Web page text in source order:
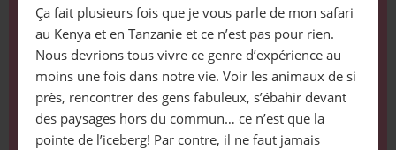
Ça fait plusieurs fois que je vous parle de mon safari
au Kenya et en Tanzanie et ce n’est pas pour rien.
Nous devrions tous vivre ce genre d’expérience au
moins une fois dans notre vie. Voir les animaux de si
près, rencontrer des gens fabuleux, s’ébahir devant
des paysages hors du commun… ce n’est que la
pointe de l’iceberg! Par contre, il ne faut jamais